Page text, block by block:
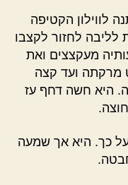
לווילון הקטיפה
לחזור לקצבו
מעקצצים ואת
מרקתה ועד קצה
היא חשה דחף עז
כך. היא אך שמעה